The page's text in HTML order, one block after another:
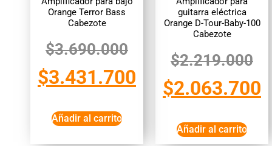
Orange Terror Bass
Cabezote
$3.690.000
$3.431.700
Añadir al carrito
guitarra eléctrica
Orange D-Tour-Baby-100
Cabezote
$2.219.000
$2.063.700
Añadir al carrito